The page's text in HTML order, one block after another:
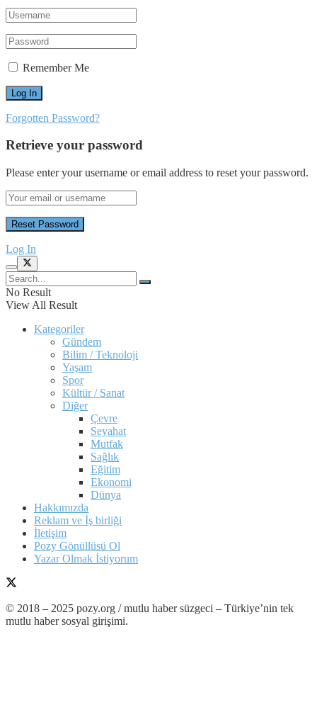
Remember Me
Forgotten Password?
Retrieve your password
Please enter your username or email address to reset your password.
Log In
No Result
View All Result
Kategoriler
Gündem
Bilim / Teknoloji
Yaşam
Spor
Kültür / Sanat
Diğer
Çevre
Seyahat
Mutfak
Sağlık
Eğitim
Ekonomi
Dünya
Hakkımızda
Reklam ve İş birliği
İletişim
Pozy Gönüllüsü Ol
Yazar Olmak İstiyorum
© 2018 – 2025 pozy.org / mutlu haber süzgeci – Türkiye’nin tek
mutlu haber sosyal girişimi.